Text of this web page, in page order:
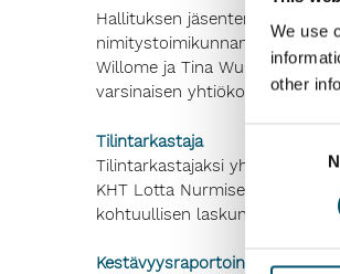
We use
other
Selection
Hallituksen jäsenten
nimitystoimikunnan
Willome ja Tina Wu valitaan
varsinaisen yhtiökokouksen
Tilintarkastaja
Tilintarkastajaksi yhtiökokous
KHT Lotta Nurmisen.
kohtuullisen laskun mukaan.
Kestävyysraportoinnin